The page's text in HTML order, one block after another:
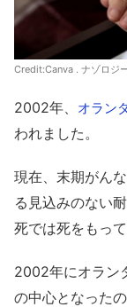
Credit:Canva . ナゾロジ
2002年、 オラン
われました。
現在、末期がん
る見込みのない
死では死をもっ
2002年にオラン
の中心となった